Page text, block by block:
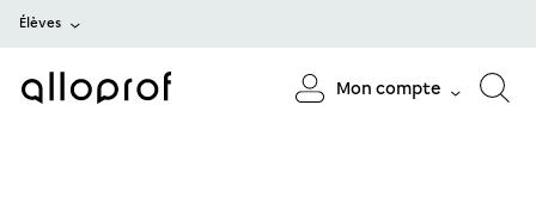
Élèves
Mon compte